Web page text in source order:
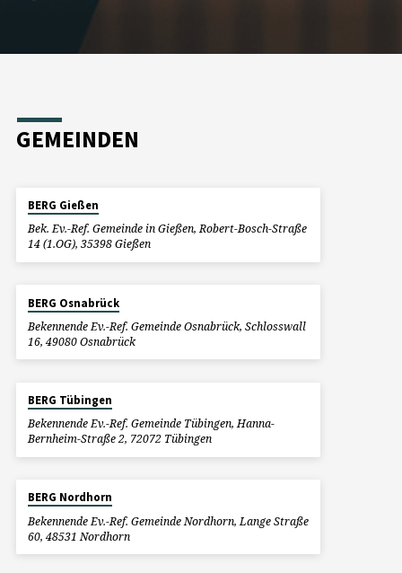
GEMEINDEN
BERG Gießen
Bek. Ev.-Ref. Gemeinde in Gießen, Robert-Bosch-Straße
14 (1.OG), 35398 Gießen
BERG Osnabrück
Bekennende Ev.-Ref. Gemeinde Osnabrück, Schlosswall
16, 49080 Osnabrück
BERG Tübingen
Bekennende Ev.-Ref. Gemeinde Tübingen, Hanna-
Bernheim-Straße 2, 72072 Tübingen
BERG Nordhorn
Bekennende Ev.-Ref. Gemeinde Nordhorn, Lange Straße
60, 48531 Nordhorn